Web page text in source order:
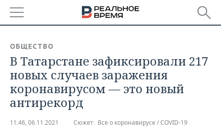
БАШКОРТОСТАН
ТАТАРСТАН
УДМУРТИЯ
НОВОСТИ
АНАЛИТИКА
НОВОСТИ АНАЛИТИКИ
ДЕКЛАРАЦИИ О ДОХОДАХ
ЭКОНОМИКА
НОВОСТИ ЭКОНОМИКИ
ПРОМЫШЛЕННОСТЬ
ОБЩЕСТВО
В Татарстане зафиксировали 217
новых случаев заражения
коронавирусом — это новый
антирекорд
11:46, 06.11.2021 Сюжет: Все о коронавирусе / COVID-19